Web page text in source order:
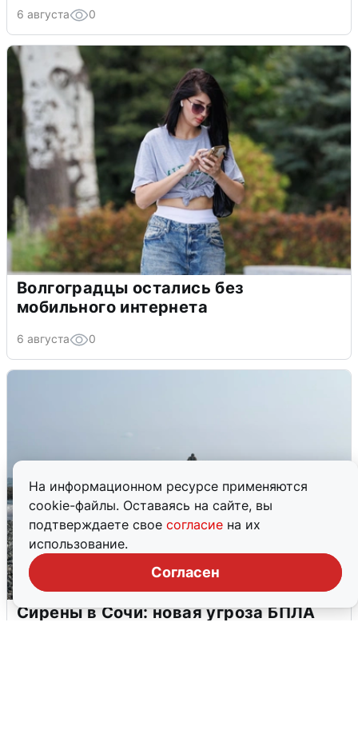
На информационном ресурсе применяются
cookie-файлы. Оставаясь на сайте, вы
подтверждаете свое согласие на их
использование.
Согласен
6 августа 0
Волгоградцы остались без
мобильного интернета
6 августа 0
Сирены в Сочи: новая угроза БПЛА